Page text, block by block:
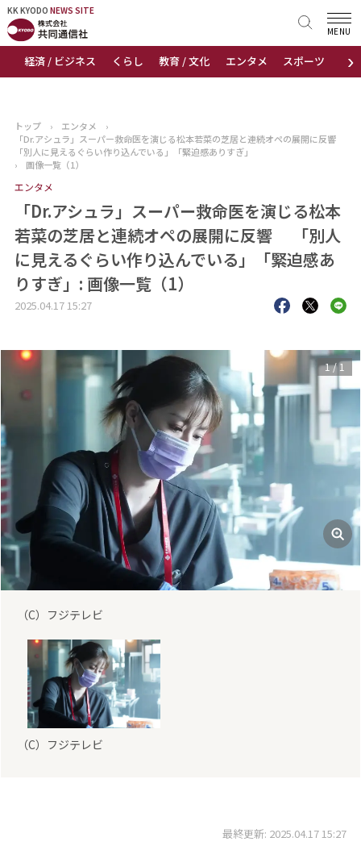
KK KYODO NEWS SITE
›
経済 / ビジネス くらし 教育 / 文化 エンタメ スポーツ 地域
MENU
KK KYODONEWS SITE
トップページ
ニュース
おすすめコンテンツ
出版物
会社概要
トップ › エンタメ
›
「Dr.アシュラ」スーパー救命医を演じる松本若菜の芝居と連続オペの展開に反響
「別人に見えるぐらい作り込んでいる」「緊迫感ありすぎ」
›
画像一覧（1）
エンタメ
「Dr.アシュラ」スーパー救命医を演じる松本
若菜の芝居と連続オペの展開に反響 「別人
に見えるぐらい作り込んでいる」「緊迫感あ
りすぎ」: 画像一覧（1）
2025.04.17 15:27
（C）フジテレビ
1/1
（C）フジテレビ
最終更新: 2025.04.17 15:27